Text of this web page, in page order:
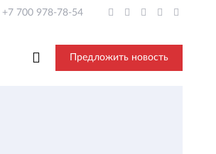
+7 700 978-78-54
Предложить новость